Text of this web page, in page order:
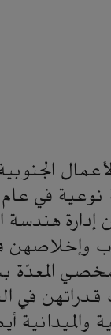
إدارة
قدراتهن في
والميدانية